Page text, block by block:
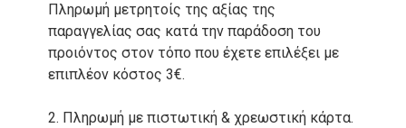
Πληρωμή μετρητοίς της αξίας της
παραγγελίας σας κατά την παράδοση του
προιόντος στον τόπο που έχετε επιλέξει με
επιπλέον κόστος 3€.
2. Πληρωμή με πιστωτική & χρεωστική κάρτα.